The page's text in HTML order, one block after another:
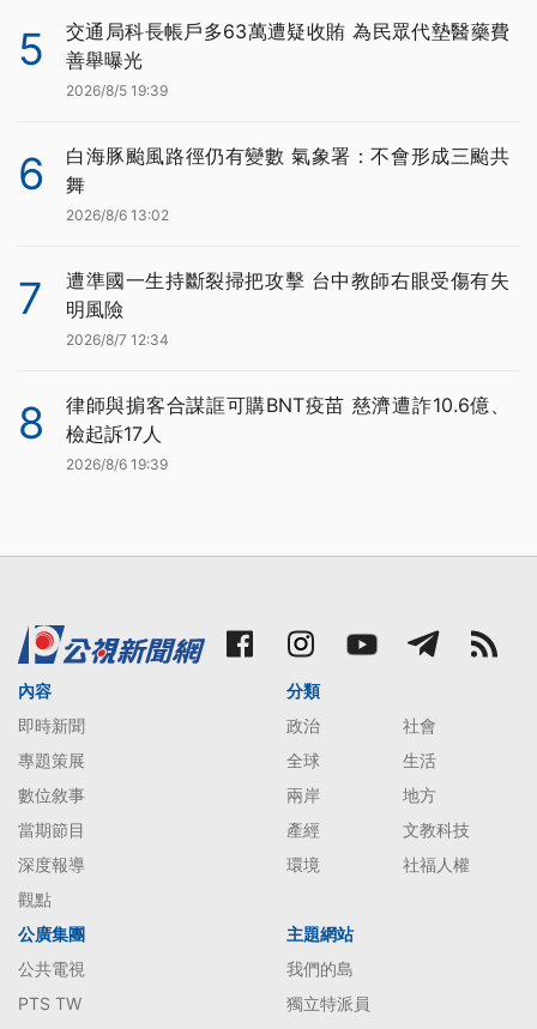
5
交通局科長帳戶多63萬遭疑收賄 為民眾代墊醫藥費
善舉曝光
2026/8/5 19:39
6
白海豚颱風路徑仍有變數 氣象署：不會形成三颱共
舞
2026/8/6 13:02
7
遭準國一生持斷裂掃把攻擊 台中教師右眼受傷有失
明風險
2026/8/7 12:34
8
律師與掮客合謀誆可購BNT疫苗 慈濟遭詐10.6億、
檢起訴17人
2026/8/6 19:39
內容
即時新聞
專題策展
數位敘事
當期節目
深度報導
觀點
分類
政治
社會
全球
生活
兩岸
地方
產經
文教科技
環境
社福人權
公廣集團
公共電視
PTS TW
主題網站
我們的島
獨立特派員